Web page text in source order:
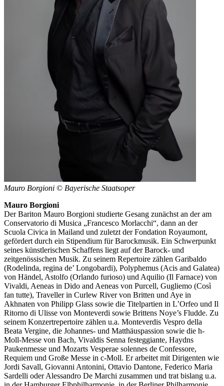
Mauro Borgioni © Bayerische Staatsoper
Mauro Borgioni
Der Bariton Mauro Borgioni studierte Gesang zunächst an der am
Conservatorio di Musica „Francesco Morlacchi“, dann an der
Scuola Civica in Mailand und zuletzt der Fondation Royaumont,
gefördert durch ein Stipendium für Barockmusik. Ein Schwerpunkt
seines künstlerischen Schaffens liegt auf der Barock- und
zeitgenössischen Musik. Zu seinem Repertoire zählen Garibaldo
(Rodelinda, regina de’ Longobardi), Polyphemus (Acis and Galatea)
von Händel, Astolfo (Orlando furioso) und Aquilio (Il Farnace) von
Vivaldi, Aeneas in Dido and Aeneas von Purcell, Gugliemo (Così
fan tutte), Traveller in Curlew River von Britten und Aye in
Akhnaten von Philipp Glass sowie die Titelpartien in L’Orfeo und Il
Ritorno di Ulisse von Monteverdi sowie Brittens Noye’s Fludde. Zu
seinem Konzertrepertoire zählen u.a. Monteverdis Vespro della
Beata Vergine, die Johannes- und Matthäuspassion sowie die h-
Moll-Messe von Bach, Vivaldis Senna festeggiante, Haydns
Paukenmesse und Mozarts Vesperae solennes de Confessore,
Requiem und Große Messe in c-Moll. Er arbeitet mit Dirigenten wie
Jordi Savall, Giovanni Antonini, Ottavio Dantone, Federico Maria
Sardelli oder Alessandro De Marchi zusammen und trat bislang u.a.